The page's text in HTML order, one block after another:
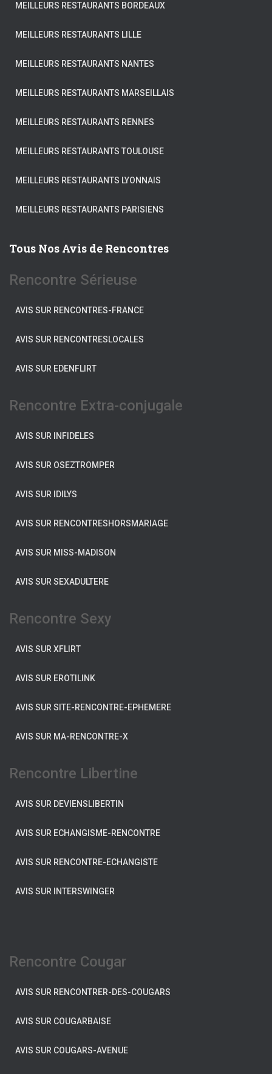
MEILLEURS RESTAURANTS BORDEAUX
MEILLEURS RESTAURANTS LILLE
MEILLEURS RESTAURANTS NANTES
MEILLEURS RESTAURANTS MARSEILLAIS
MEILLEURS RESTAURANTS RENNES
MEILLEURS RESTAURANTS TOULOUSE
MEILLEURS RESTAURANTS LYONNAIS
MEILLEURS RESTAURANTS PARISIENS
Tous Nos Avis de Rencontres
Rencontre Sérieuse
AVIS SUR RENCONTRES-FRANCE
AVIS SUR RENCONTRESLOCALES
AVIS SUR EDENFLIRT
Rencontre Extra-conjugale
AVIS SUR INFIDELES
AVIS SUR OSEZTROMPER
AVIS SUR IDILYS
AVIS SUR RENCONTRESHORSMARIAGE
AVIS SUR MISS-MADISON
AVIS SUR SEXADULTERE
Rencontre Sexy
AVIS SUR XFLIRT
AVIS SUR EROTILINK
AVIS SUR SITE-RENCONTRE-EPHEMERE
AVIS SUR MA-RENCONTRE-X
Rencontre Libertine
AVIS SUR DEVIENSLIBERTIN
AVIS SUR ECHANGISME-RENCONTRE
AVIS SUR RENCONTRE-ECHANGISTE
AVIS SUR INTERSWINGER
Rencontre Cougar
AVIS SUR RENCONTRER-DES-COUGARS
AVIS SUR COUGARBAISE
AVIS SUR COUGARS-AVENUE